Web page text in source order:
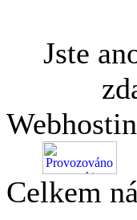
Jste
Celkem